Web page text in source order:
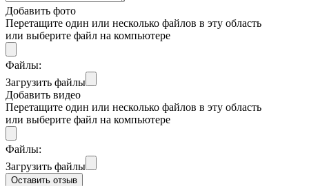
Добавить фото
Перетащите один или несколько файлов в эту область
или выберите файл на компьютере
Файлы:
Загрузить файлы
Добавить видео
Перетащите один или несколько файлов в эту область
или выберите файл на компьютере
Файлы:
Загрузить файлы
Оставить отзыв